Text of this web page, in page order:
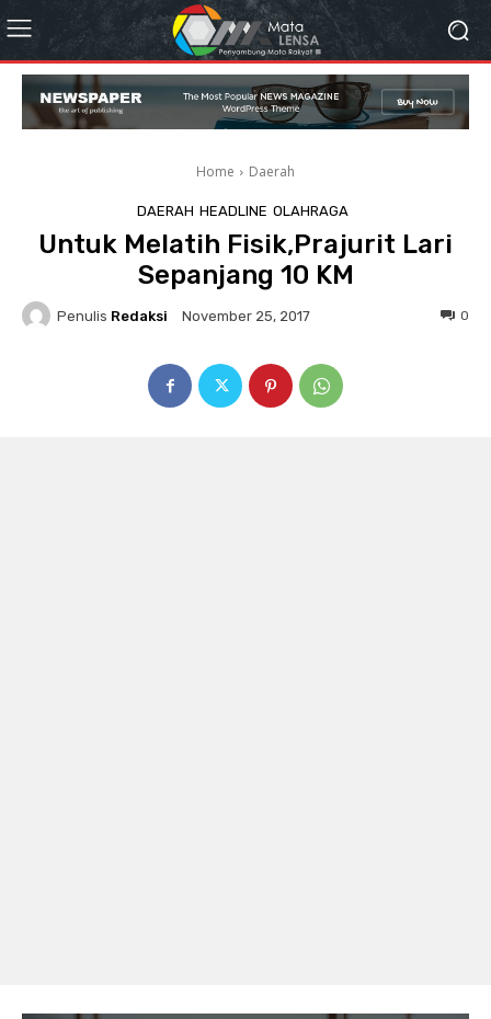
Home Daerah
DAERAH HEADLINE OLAHRAGA
Untuk Melatih Fisik,Prajurit Lari
Sepanjang 10 KM
Penulis Redaksi November 25, 2017 0